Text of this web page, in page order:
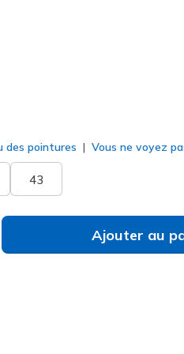
des pointures Vous ne voyez
43
Ajouter au